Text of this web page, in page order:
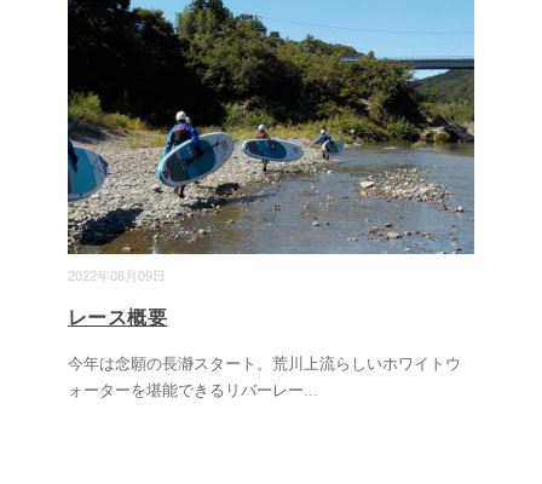
2022年08月09日
レース概要
今年は念願の長瀞スタート。荒川上流らしいホワイトウ
ォーターを堪能できるリバーレー...